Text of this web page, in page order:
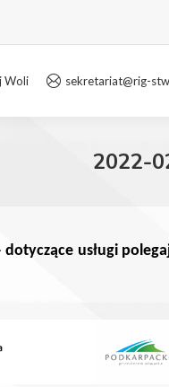
Woli sekretariat@rig-
2022-
usługi